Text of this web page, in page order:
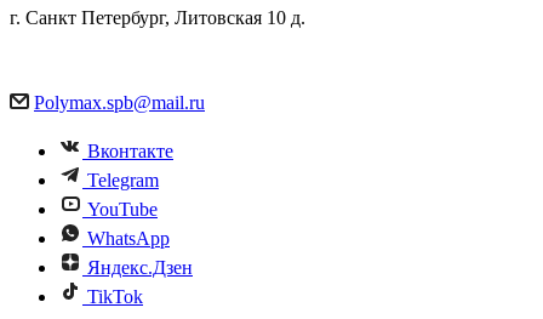
г. Санкт Петербург, Литовская 10 д.
Polymax.spb@mail.ru
Вконтакте
Telegram
YouTube
WhatsApp
Яндекс.Дзен
TikTok